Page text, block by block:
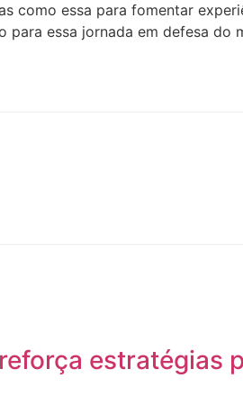
como essa para fomentar
essa jornada em defesa do
estratégias